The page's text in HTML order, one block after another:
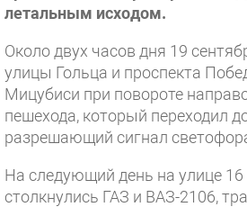
летальным исходом.
Около двух часов дня 19
улицы Гольца и проспекта
Мицубиси при повороте
пешехода, который переходил
разрешающий сигнал
На следующий день на улице 16
столкнулись ГАЗ и ВАЗ-2106,